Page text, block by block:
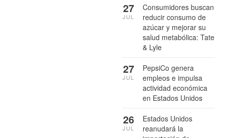
Consumidores buscan
reducir consumo de
azúcar y mejorar su
salud metabólica: Tate
& Lyle
27
JUL
PepsiCo genera
empleos e impulsa
actividad económica
en Estados Unidos
27
JUL
Estados Unidos
reanudará la
26
JUL